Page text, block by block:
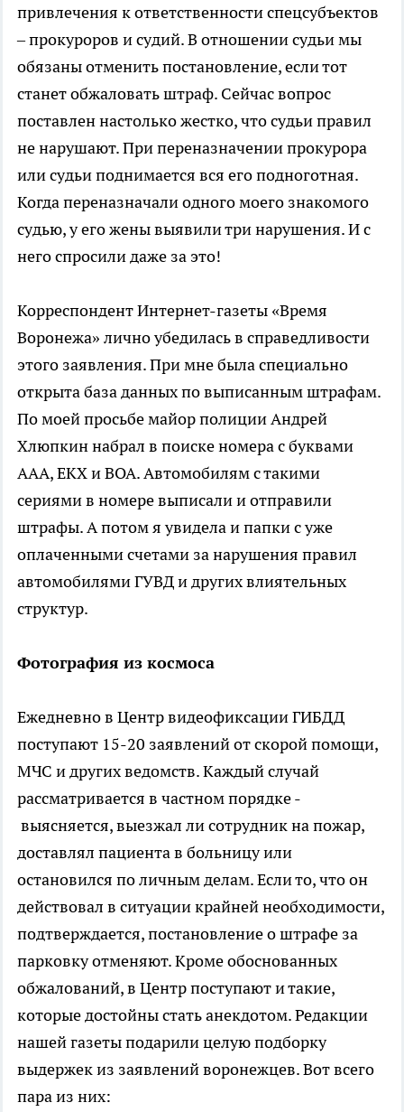
привлечения к ответственности спецсубъектов
– прокуроров и судий. В отношении судьи мы
обязаны отменить постановление, если тот
станет обжаловать штраф. Сейчас вопрос
поставлен настолько жестко, что судьи правил
не нарушают. При переназначении прокурора
или судьи поднимается вся его подноготная.
Когда переназначали одного моего знакомого
судью, у его жены выявили три нарушения. И с
него спросили даже за это!
Корреспондент Интернет-газеты «Время
Воронежа» лично убедилась в справедливости
этого заявления. При мне была специально
открыта база данных по выписанным штрафам.
По моей просьбе майор полиции Андрей
Хлюпкин набрал в поиске номера с буквами
ААА, ЕКХ и ВОА. Автомобилям с такими
сериями в номере выписали и отправили
штрафы. А потом я увидела и папки с уже
оплаченными счетами за нарушения правил
автомобилями ГУВД и других влиятельных
структур.
Фотография из космоса
Ежедневно в Центр видеофиксации ГИБДД
поступают 15-20 заявлений от скорой помощи,
МЧС и других ведомств. Каждый случай
рассматривается в частном порядке -
выясняется, выезжал ли сотрудник на пожар,
доставлял пациента в больницу или
остановился по личным делам. Если то, что он
действовал в ситуации крайней необходимости,
подтверждается, постановление о штрафе за
парковку отменяют. Кроме обоснованных
обжалований, в Центр поступают и такие,
которые достойны стать анекдотом. Редакции
нашей газеты подарили целую подборку
выдержек из заявлений воронежцев. Вот всего
пара из них: